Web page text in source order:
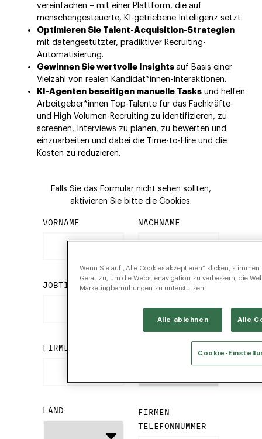
vereinfachen – mit einer Plattform, die auf
menschengesteuerte, KI-getriebene Intelligenz setzt.
Optimieren Sie Talent-Acquisition-Strategien
mit datengestützter, prädiktiver Recruiting-
Automatisierung.
Gewinnen Sie wertvolle Insights auf Basis einer
Vielzahl von realen Kandidat*innen-Interaktionen.
KI-Agenten beseitigen manuelle Tasks und helfen
Arbeitgeber*innen Top-Talente für das Fachkräfte-
und High-Volumen-Recruiting zu identifizieren, zu
screenen, Interviews zu planen, zu bewerten und
einzuarbeiten und dabei die Time-to-Hire und die
Kosten zu reduzieren.
Falls Sie das Formular nicht sehen sollten,
aktivieren Sie bitte die Cookies.
Wenn Sie auf „Alle Cookies akzeptieren“ klicken,
Gerät zu, um die Websitenavigation zu verbessern, die
Marketingbemühungen zu unterstützen.
Alle ablehnen Alle
Cookie-